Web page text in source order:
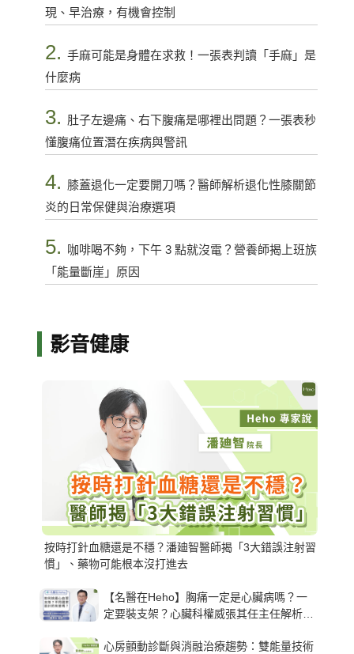
現、早治療，有機會控制
2. 手麻可能是身體在求救！一張表判讀「手麻」是
什麼病
3. 肚子左邊痛、右下腹痛是哪裡出問題？一張表秒
懂腹痛位置潛在疾病與警訊
4. 膝蓋退化一定要開刀嗎？醫師解析退化性膝關節
炎的日常保健與治療選項
5.
咖啡喝不夠，下午 3 點就沒電？營養師揭上班族
「能量斷崖」原因
影音健康
按時打針血糖還是不穩？潘廸智醫師揭「3大錯誤注射習
慣」、藥物可能根本沒打進去
【名醫在Heho】胸痛一定是心臟病嗎？一
定要裝支架？心臟科權威張其任主任解析支
心房顫動診斷與消融治療趨勢：雙能量技術